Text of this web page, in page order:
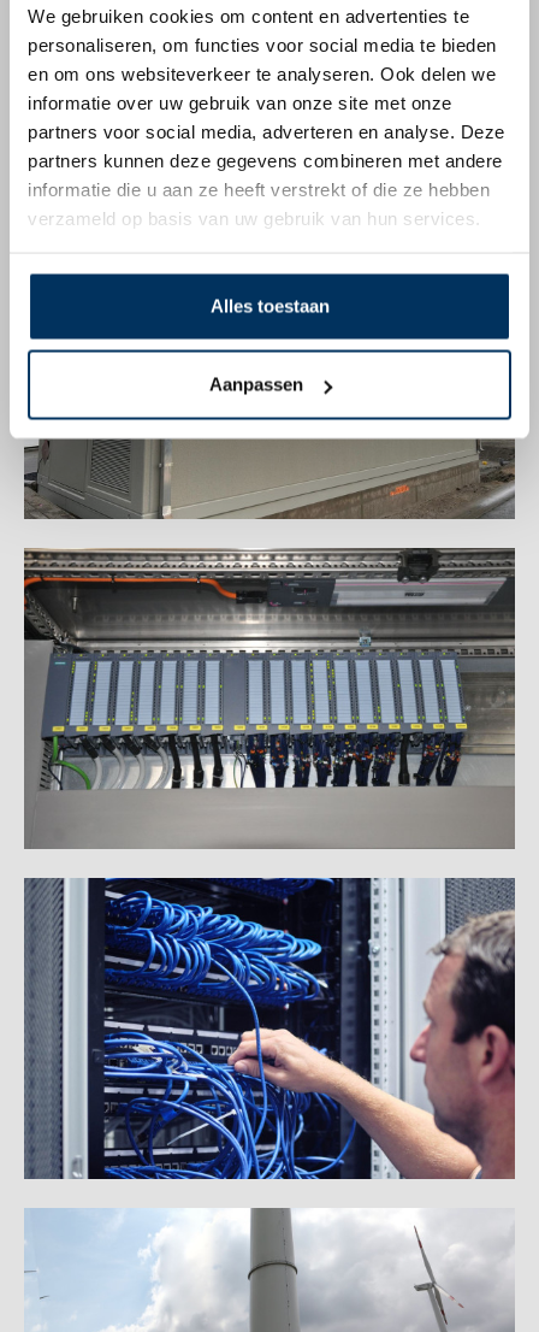
We gebruiken cookies om content en advertenties te
personaliseren, om functies voor social media te bieden
en om ons websiteverkeer te analyseren. Ook delen we
informatie over uw gebruik van onze site met onze
partners voor social media, adverteren en analyse. Deze
partners kunnen deze gegevens combineren met andere
informatie die u aan ze heeft verstrekt of die ze hebben
verzameld op basis van uw gebruik van hun services.
Alles toestaan
Aanpassen